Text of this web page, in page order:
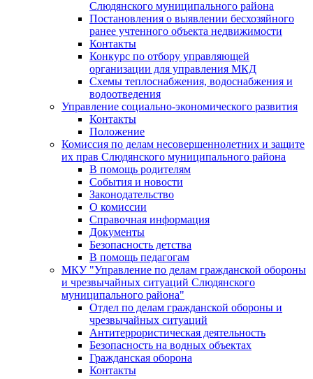
Слюдянского муниципального района
Постановления о выявлении бесхозяйного
ранее учтенного объекта недвижимости
Контакты
Конкурс по отбору управляющей
организации для управления МКД
Схемы теплоснабжения, водоснабжения и
водоотведения
Управление социально-экономического развития
Контакты
Положение
Комиссия по делам несовершеннолетних и защите
их прав Слюдянского муниципального района
В помощь родителям
События и новости
Законодательство
О комиссии
Справочная информация
Документы
Безопасность детства
В помощь педагогам
МКУ "Управление по делам гражданской обороны
и чрезвычайных ситуаций Слюдянского
муниципального района"
Отдел по делам гражданской обороны и
чрезвычайных ситуаций
Антитеррористическая деятельность
Безопасность на водных объектах
Гражданская оборона
Контакты